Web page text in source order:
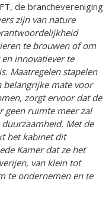
de branchevereniging
zijn van nature
te brouwen of om
innovatiever te
Maatregelen stapelen
belangrijke mate voor
zorgt ervoor dat de
geen ruimte meer zal
Met de
het kabinet dit
Kamer dat ze het
van klein tot
te ondernemen en te